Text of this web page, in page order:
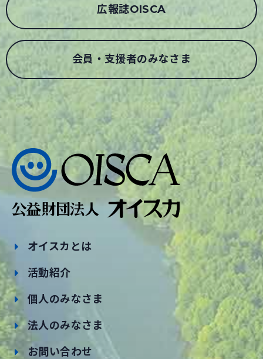
広報誌OISCA
会員・支援者のみなさま
オイスカとは
活動紹介
個人のみなさま
法人のみなさま
お問い合わせ